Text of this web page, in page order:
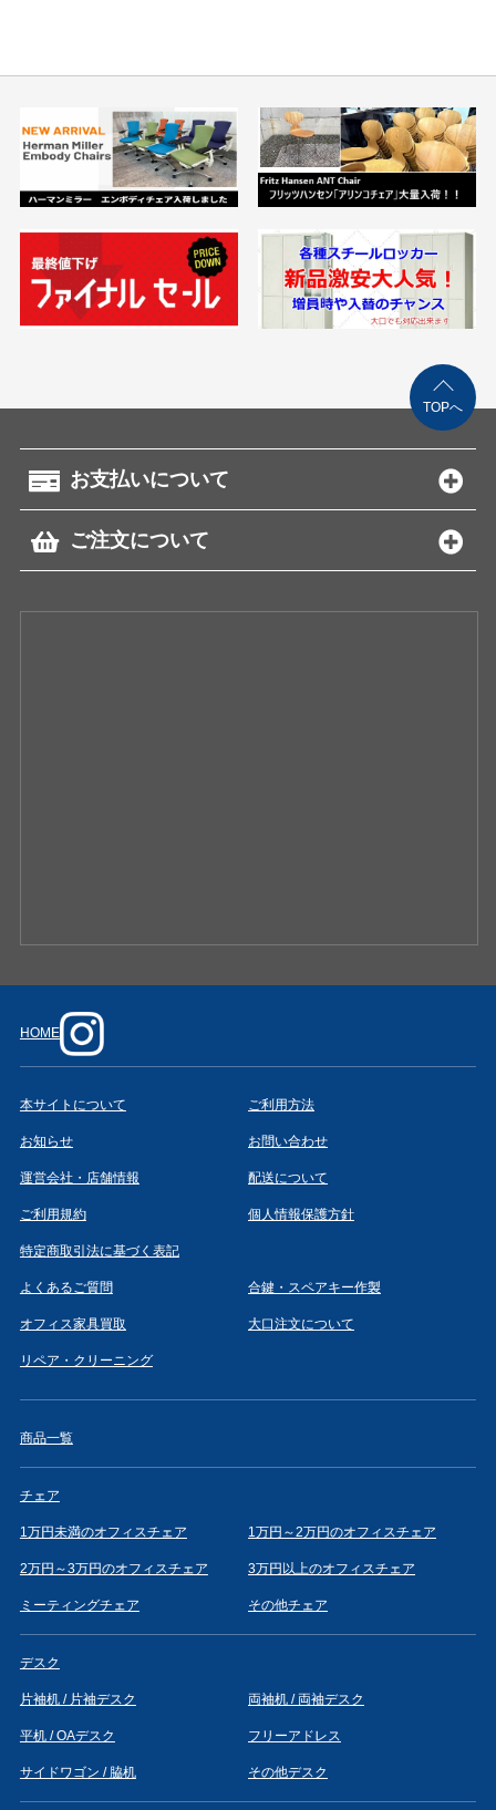
お支払いについて
ご注文について
HOME
本サイトについて ご利用方法
お知らせ お問い合わせ
運営会社・店舗情報 配送について
ご利用規約 個人情報保護方針
特定商取引法に基づく表記
よくあるご質問 合鍵・スペアキー作製
オフィス家具買取 大口注文について
リペア・クリーニング
商品一覧
チェア
1万円未満のオフィスチェア 1万円～2万円のオフィスチェア
2万円～3万円のオフィスチェア 3万円以上のオフィスチェア
ミーティングチェア その他チェア
デスク
片袖机 / 片袖デスク 両袖机 / 両袖デスク
平机 / OAデスク フリーアドレス
サイドワゴン / 脇机 その他デスク
TOPへ